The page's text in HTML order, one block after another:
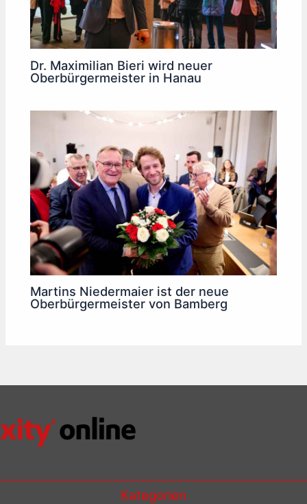
Dr. Maximilian Bieri wird neuer
Oberbürgermeister in Hanau
Martins Niedermaier ist der neue
Oberbürgermeister von Bamberg
Kategorien